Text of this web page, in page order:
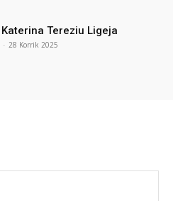
Tereziu Ligeja
- 28 Korrik 2025